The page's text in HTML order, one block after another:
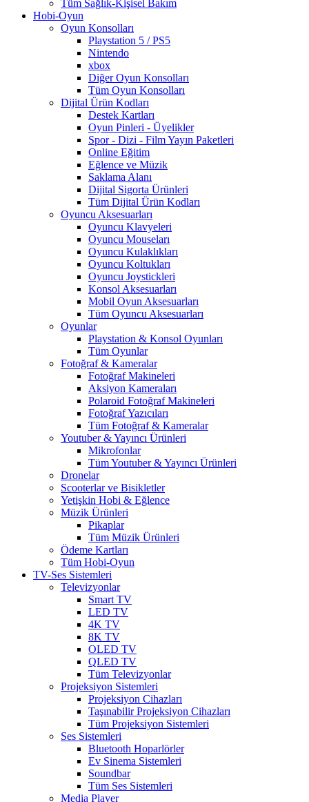
Tüm Sağlık-Kişisel Bakım
Hobi-Oyun
Oyun Konsolları
Playstation 5 / PS5
Nintendo
xbox
Diğer Oyun Konsolları
Tüm Oyun Konsolları
Dijital Ürün Kodları
Destek Kartları
Oyun Pinleri - Üyelikler
Spor - Dizi - Film Yayın Paketleri
Online Eğitim
Eğlence ve Müzik
Saklama Alanı
Dijital Sigorta Ürünleri
Tüm Dijital Ürün Kodları
Oyuncu Aksesuarları
Oyuncu Klavyeleri
Oyuncu Mouseları
Oyuncu Kulaklıkları
Oyuncu Koltukları
Oyuncu Joystickleri
Konsol Aksesuarları
Mobil Oyun Aksesuarları
Tüm Oyuncu Aksesuarları
Oyunlar
Playstation & Konsol Oyunları
Tüm Oyunlar
Fotoğraf & Kameralar
Fotoğraf Makineleri
Aksiyon Kameraları
Polaroid Fotoğraf Makineleri
Fotoğraf Yazıcıları
Tüm Fotoğraf & Kameralar
Youtuber & Yayıncı Ürünleri
Mikrofonlar
Tüm Youtuber & Yayıncı Ürünleri
Dronelar
Scooterlar ve Bisikletler
Yetişkin Hobi & Eğlence
Müzik Ürünleri
Pikaplar
Tüm Müzik Ürünleri
Ödeme Kartları
Tüm Hobi-Oyun
TV-Ses Sistemleri
Televizyonlar
Smart TV
LED TV
4K TV
8K TV
OLED TV
QLED TV
Tüm Televizyonlar
Projeksiyon Sistemleri
Projeksiyon Cihazları
Taşınabilir Projeksiyon Cihazları
Tüm Projeksiyon Sistemleri
Ses Sistemleri
Bluetooth Hoparlörler
Ev Sinema Sistemleri
Soundbar
Tüm Ses Sistemleri
Media Player